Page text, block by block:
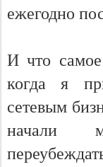
ежегодно
И что
когда я
сетевым
начали